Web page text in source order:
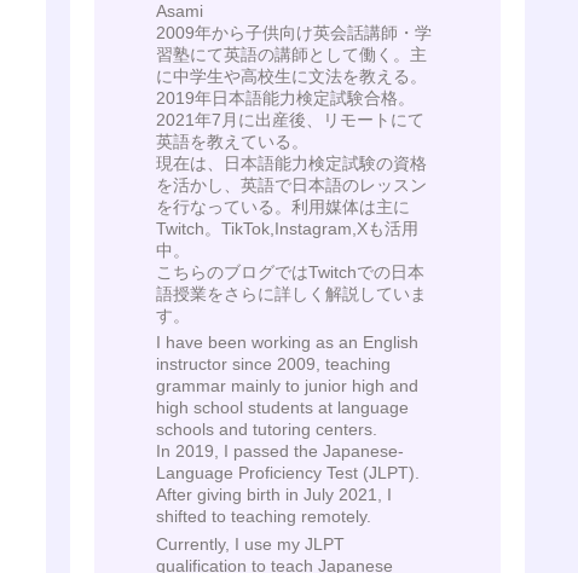
Asami
2009年から子供向け英会話講師・学
習塾にて英語の講師として働く。主
に中学生や高校生に文法を教える。
2019年日本語能力検定試験合格。
2021年7月に出産後、リモートにて
英語を教えている。
現在は、日本語能力検定試験の資格
を活かし、英語で日本語のレッスン
を行なっている。利用媒体は主に
Twitch。TikTok,Instagram,Xも活用
中。
こちらのブログではTwitchでの日本
語授業をさらに詳しく解説していま
す。
I have been working as an English
instructor since 2009, teaching
grammar mainly to junior high and
high school students at language
schools and tutoring centers.
In 2019, I passed the Japanese-
Language Proficiency Test (JLPT).
After giving birth in July 2021, I
shifted to teaching remotely.
Currently, I use my JLPT
qualification to teach Japanese